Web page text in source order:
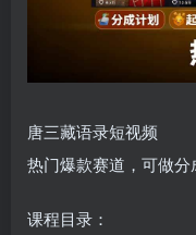
唐三藏语录短视频
热门爆款赛道，可做
课程目录：